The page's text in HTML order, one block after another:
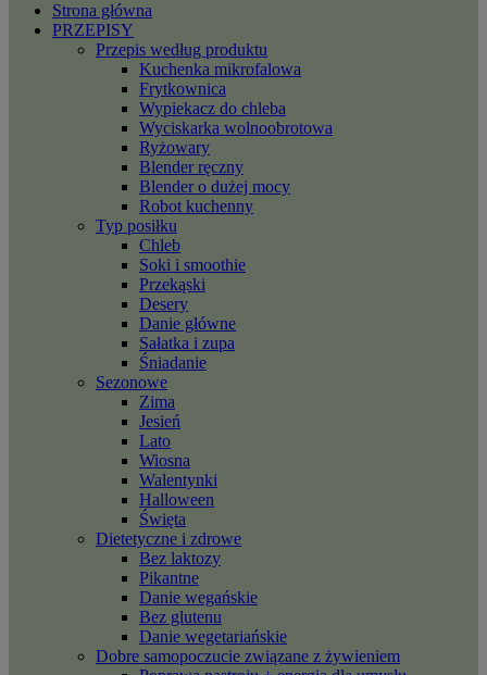
Strona główna
PRZEPISY
Przepis według produktu
Kuchenka mikrofalowa
Frytkownica
Wypiekacz do chleba
Wyciskarka wolnoobrotowa
Ryżowary
Blender ręczny
Blender o dużej mocy
Robot kuchenny
Typ posiłku
Chleb
Soki i smoothie
Przekąski
Desery
Danie główne
Sałatka i zupa
Śniadanie
Sezonowe
Zima
Jesień
Lato
Wiosna
Walentynki
Halloween
Święta
Dietetyczne i zdrowe
Bez laktozy
Pikantne
Danie wegańskie
Bez glutenu
Danie wegetariańskie
Dobre samopoczucie związane z żywieniem